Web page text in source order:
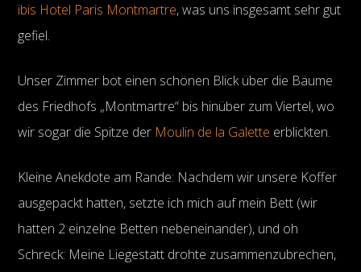
ibis Hotel Paris Montmartre, was uns insgesamt sehr gut
gefiel.
Unser Zimmer bot einen schönen Blick über die Bäume
des Friedhofs „Montmartre“ bis hinüber zum Viertel, wo
wir sogar die Spitze der Moulin de la Galette erblickten.
Kleine Anekdote am Rande: Nachdem wir unsere Koffer
ausgepackt hatten, setzte ich mich auf mein Bett (wir
hatten 2 einzelne Betten nebeneinander), und oh
Schreck: Meine Liegestatt drohte zusammenzubrechen,